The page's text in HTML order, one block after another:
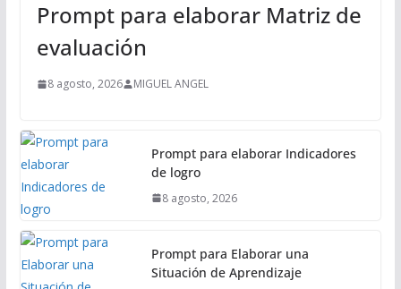
Prompt para elaborar Matriz de
evaluación
8 agosto, 2026 MIGUEL ANGEL
Prompt para elaborar Indicadores
de logro
8 agosto, 2026
Prompt para Elaborar una
Situación de Aprendizaje